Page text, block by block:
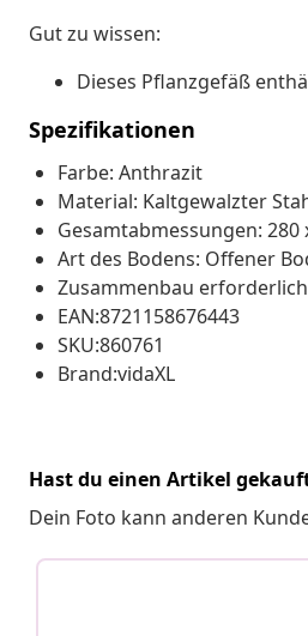
Gut zu wissen:
Dieses Pflanzgefäß
Spezifikationen
Farbe: Anthrazit
Material: Kaltgewalzter
Gesamtabmessungen: 280
Art des Bodens: Offener
Zusammenbau
EAN:8721158676443
SKU:860761
Brand:vidaXL
Hast du einen Artikel
Dein Foto kann anderen